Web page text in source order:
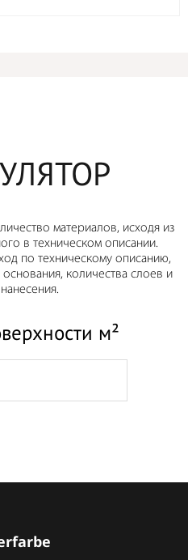
материалов, исходя из
в техническом описании.
по техническому описанию,
основания, количества слоев и
м²